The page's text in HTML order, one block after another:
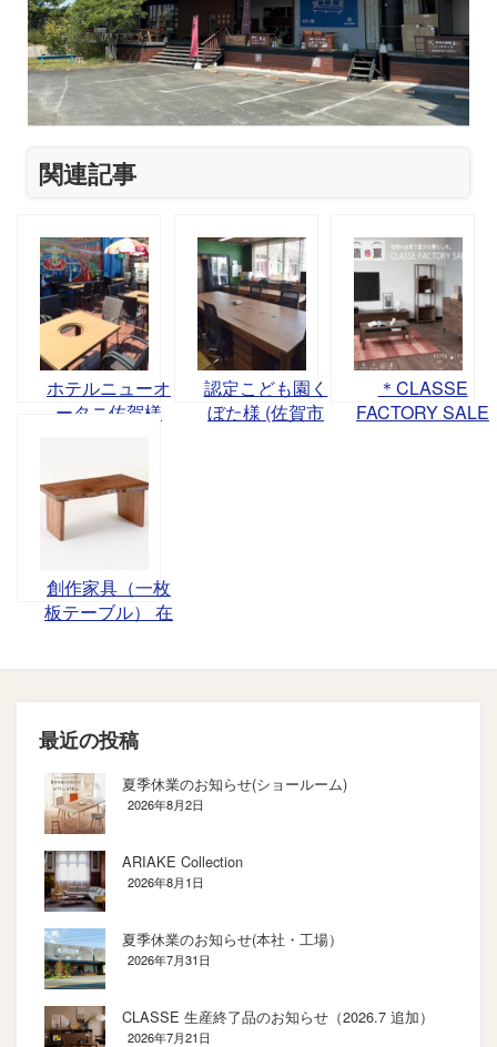
関連記事
ホテルニューオ
ータニ佐賀様
認定こども園く
ぼた様 (佐賀市
＊CLASSE
FACTORY SALE
創作家具（一枚
板テーブル） 在
最近の投稿
夏季休業のお知らせ(ショールーム)
2026年8月2日
ARIAKE Collection
2026年8月1日
夏季休業のお知らせ(本社・工場）
2026年7月31日
CLASSE 生産終了品のお知らせ（2026.7 追加）
2026年7月21日